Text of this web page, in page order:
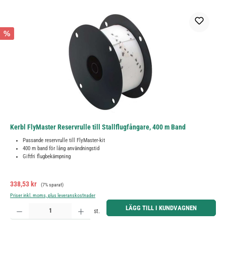
%
Kerbl FlyMaster Reservrulle till Stallflugfångare, 400 m Band
Passande reservrulle till FlyMaster-kit
400 m band för lång användningstid
Giftfri flugbekämpning
Försäljningspris:
338,53 kr Ordinarie pris:
(7% sparat)
Priser inkl. moms, plus leveranskostnader
Produktkvantitet: Ange önskat belopp eller använd knapparna för att öka eller minska kvantiteten.
st. LÄGG TILL I KUNDVAGNEN